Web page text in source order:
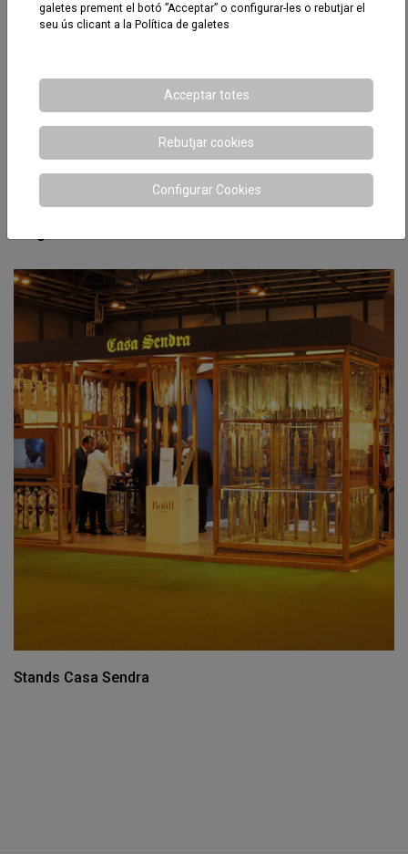
Stands Casa Sendra
galetes prement el botó ”Acceptar” o configurar-les o rebutjar el
seu ús clicant a la Política de galetes
Acceptar totes
Rebutjar cookies
Configurar Cookies